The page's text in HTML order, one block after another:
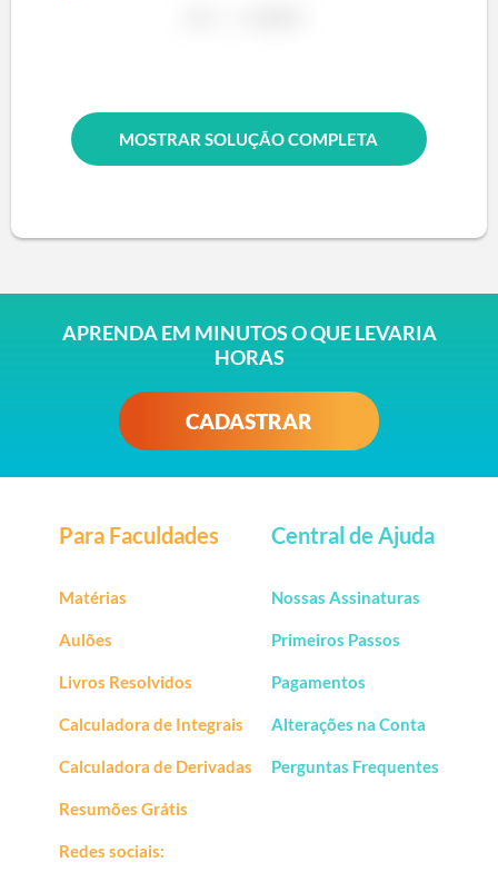
MOSTRAR SOLUÇÃO COMPLETA
APRENDA EM MINUTOS O QUE LEVARIA
HORAS
CADASTRAR
Para Faculdades
Matérias
Aulões
Livros Resolvidos
Calculadora de Integrais
Calculadora de Derivadas
Resumões Grátis
Redes sociais:
Central de Ajuda
Nossas Assinaturas
Primeiros Passos
Pagamentos
Alterações na Conta
Perguntas Frequentes